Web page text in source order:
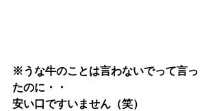
※うな牛のことは言わないでって言っ
たのに・・
安い口ですいません（笑）